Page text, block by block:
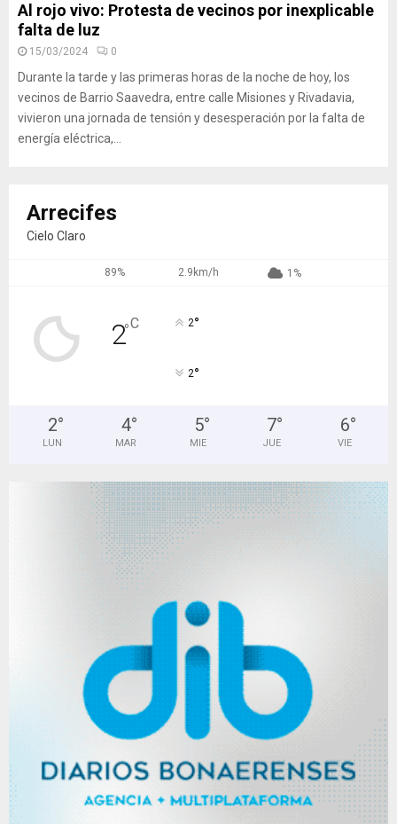
Al rojo vivo: Protesta de vecinos por inexplicable
falta de luz
15/03/2024 0
Durante la tarde y las primeras horas de la noche de hoy, los
vecinos de Barrio Saavedra, entre calle Misiones y Rivadavia,
vivieron una jornada de tensión y desesperación por la falta de
energía eléctrica,...
Arrecifes
Cielo Claro
89% 2.9km/h 1%
2°C 2°
2°
2°
LUN
4°
MAR
5°
MIE
7°
JUE
6°
VIE